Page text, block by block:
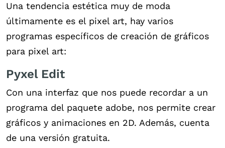
Una tendencia estética muy de moda
últimamente es el pixel art, hay varios
programas específicos de creación de gráficos
para pixel art:
Pyxel Edit
Con una interfaz que nos puede recordar a un
programa del paquete adobe, nos permite crear
gráficos y animaciones en 2D. Además, cuenta
de una versión gratuita.